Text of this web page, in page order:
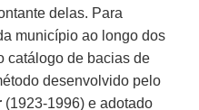
delas. Para
município ao longo dos
catálogo de bacias de
desenvolvido pelo
(1923-1996) e adotado